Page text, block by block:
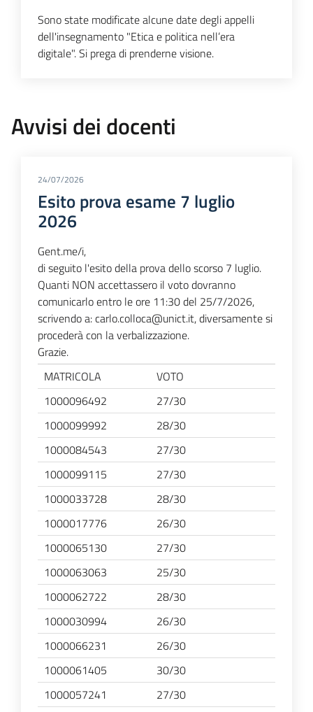
Sono state modificate alcune date degli appelli
dell'insegnamento "Etica e politica nell’era
digitale". Si prega di prenderne visione.
Avvisi dei docenti
24/07/2026
Esito prova esame 7 luglio
2026
Gent.me/i,
di seguito l'esito della prova dello scorso 7 luglio.
Quanti NON accettassero il voto dovranno
comunicarlo entro le ore 11:30 del 25/7/2026,
scrivendo a: carlo.colloca@unict.it, diversamente si
procederà con la verbalizzazione.
Grazie.
MATRICOLA
VOTO
1000096492
27/30
1000099992
28/30
1000084543
27/30
1000099115
27/30
1000033728
28/30
1000017776
26/30
1000065130
27/30
1000063063
25/30
1000062722
28/30
1000030994
26/30
1000066231
26/30
1000061405
30/30
1000057241
27/30